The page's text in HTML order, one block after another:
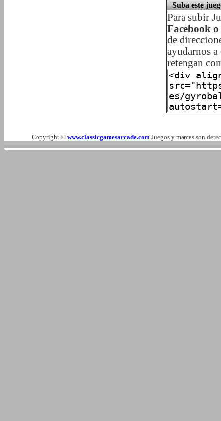
Suba este
Para subir
Facebook
de
ayudarnos
retengan
Copyright © www.classicgamesarcade.com Juegos y marcas son